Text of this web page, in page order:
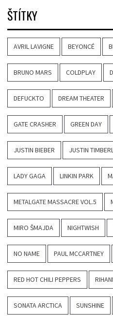
ŠTÍTKY
AVRIL LAVIGNE BEYONCÉ
BRUNO MARS COLDPLAY
DEFUCKTO DREAM THEATER
GATE CRASHER GREEN DAY
JUSTIN BIEBER JUSTIN
LADY GAGA LINKIN PARK
METALGATE MASSACRE VOL.5
MIRO ŠMAJDA NIGHTWISH
NO NAME PAUL MCCARTNEY
RED HOT CHILI PEPPERS
SONATA ARCTICA SUNSHINE